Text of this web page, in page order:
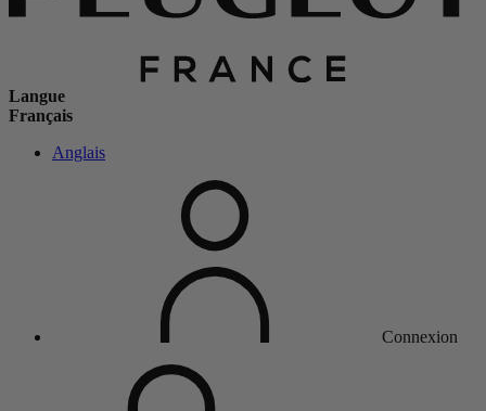
Langue
Français
Anglais
Connexion